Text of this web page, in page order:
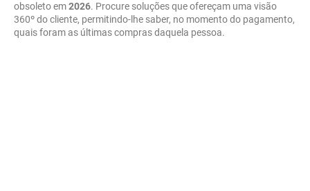
obsoleto em2026. Procure soluções que ofereçam uma visão
360º do cliente, permitindo-lhe saber, no momento do pagamento,
quais foram as últimas compras daquela pessoa.